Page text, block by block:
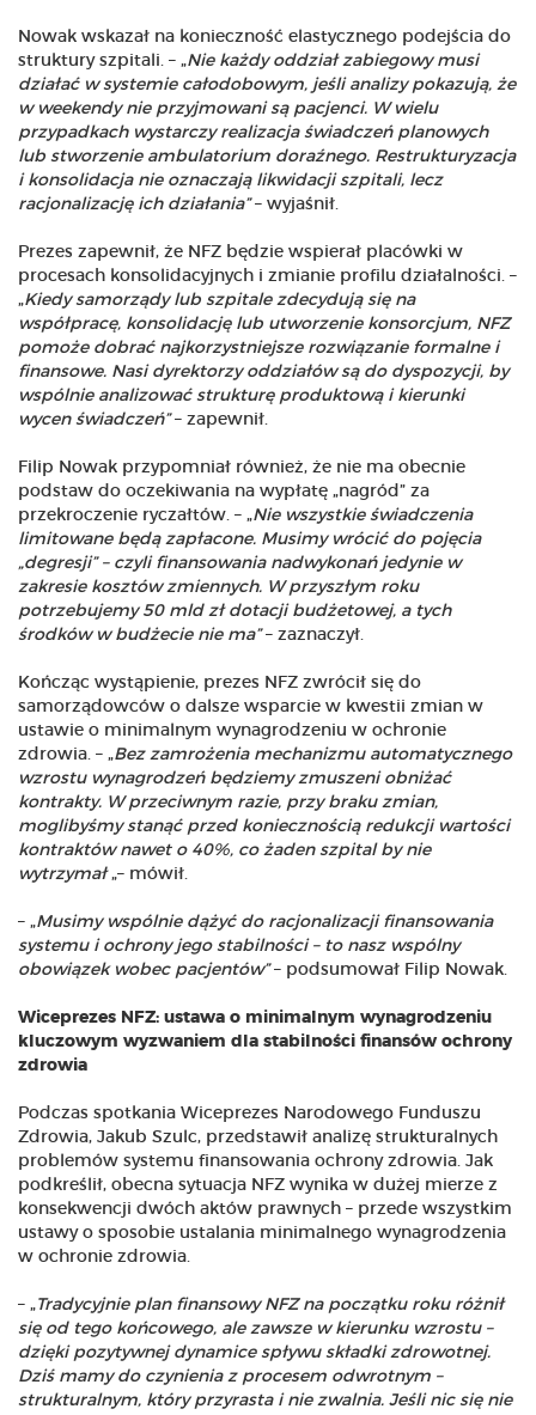
Nowak wskazał na konieczność elastycznego podejścia do
struktury szpitali. – „Nie każdy oddział zabiegowy musi
działać w systemie całodobowym, jeśli analizy pokazują, że
w weekendy nie przyjmowani są pacjenci. W wielu
przypadkach wystarczy realizacja świadczeń planowych
lub stworzenie ambulatorium doraźnego. Restrukturyzacja
i konsolidacja nie oznaczają likwidacji szpitali, lecz
racjonalizację ich działania”– wyjaśnił.
Prezes zapewnił, że NFZ będzie wspierał placówki w
procesach konsolidacyjnych i zmianie profilu działalności. –
„Kiedy samorządy lub szpitale zdecydują się na
współpracę, konsolidację lub utworzenie konsorcjum, NFZ
pomoże dobrać najkorzystniejsze rozwiązanie formalne i
finansowe. Nasi dyrektorzy oddziałów są do dyspozycji, by
wspólnie analizować strukturę produktową i kierunki
wycen świadczeń”– zapewnił.
Filip Nowak przypomniał również, że nie ma obecnie
podstaw do oczekiwania na wypłatę „nagród” za
przekroczenie ryczałtów. – „Nie wszystkie świadczenia
limitowane będą zapłacone. Musimy wrócić do pojęcia
„degresji” – czyli finansowania nadwykonań jedynie w
zakresie kosztów zmiennych. W przyszłym roku
potrzebujemy 50 mld zł dotacji budżetowej, a tych
środków w budżecie nie ma”– zaznaczył.
Kończąc wystąpienie, prezes NFZ zwrócił się do
samorządowców o dalsze wsparcie w kwestii zmian w
ustawie o minimalnym wynagrodzeniu w ochronie
zdrowia. – „Bez zamrożenia mechanizmu automatycznego
wzrostu wynagrodzeń będziemy zmuszeni obniżać
kontrakty. W przeciwnym razie, przy braku zmian,
moglibyśmy stanąć przed koniecznością redukcji wartości
kontraktów nawet o 40%, co żaden szpital by nie
wytrzymał„– mówił.
– „Musimy wspólnie dążyć do racjonalizacji finansowania
systemu i ochrony jego stabilności – to nasz wspólny
obowiązek wobec pacjentów”– podsumował Filip Nowak.
Wiceprezes NFZ: ustawa o minimalnym wynagrodzeniu
kluczowym wyzwaniem dla stabilności finansów ochrony
zdrowia
Podczas spotkania Wiceprezes Narodowego Funduszu
Zdrowia, Jakub Szulc, przedstawił analizę strukturalnych
problemów systemu finansowania ochrony zdrowia. Jak
podkreślił, obecna sytuacja NFZ wynika w dużej mierze z
konsekwencji dwóch aktów prawnych – przede wszystkim
ustawy o sposobie ustalania minimalnego wynagrodzenia
w ochronie zdrowia.
– „Tradycyjnie plan finansowy NFZ na początku roku różnił
się od tego końcowego, ale zawsze w kierunku wzrostu –
dzięki pozytywnej dynamice spływu składki zdrowotnej.
Dziś mamy do czynienia z procesem odwrotnym –
strukturalnym, który przyrasta i nie zwalnia. Jeśli nic się nie